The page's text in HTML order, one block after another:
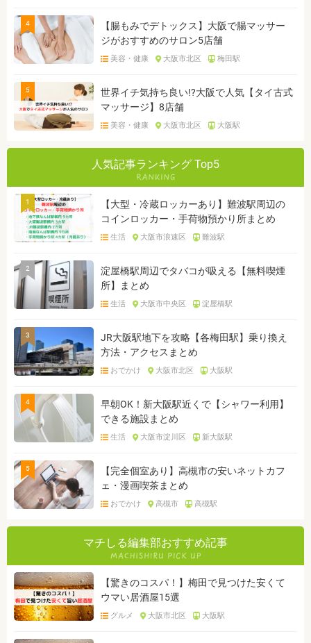
4
【腸もみでデトックス】大阪で腸マッサー
ジがおすすめのサロン5店舗
美容・健康 大阪市北区 梅田駅
5
世界イチ気持ち良い!?大阪で人気【タイ古式
マッサージ】8店舗
美容・健康 大阪市北区 大阪駅
人気記事ランキング Top5
1
【大型・冷蔵ロッカーあり】難波駅周辺の
コインロッカー・手荷物預かり所まとめ
生活 大阪市浪速区 難波駅
2
淀屋橋駅周辺でタバコが吸える【無料喫煙
所】まとめ
生活 大阪市中央区 淀屋橋駅
3
JR大阪駅地下を攻略【各梅田駅】乗り換え
方法・アクセスまとめ
おでかけ 大阪市北区 大阪駅
4
早朝OK！新大阪駅近くで【シャワー利用】
できる施設まとめ
生活 大阪市淀川区 新大阪駅
5
【完全個室あり】高槻市の安いネットカフ
ェ・漫画喫茶まとめ
おでかけ 高槻市 高槻駅
マチしる編集部おすすめ記事
【驚きのコスパ！】梅田で見つけた安くて
ウマい居酒屋15選
グルメ 大阪市北区 大阪駅